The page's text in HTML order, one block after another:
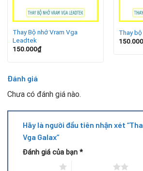
Lúc này, việcthay bộ nhớ Vram Vga
phục hồi hoạt động cho card đồ họa,
đắt tiền hoặc còn giá trị sử dụng tốt.
Quy trình thay thế VRAM VGA Galax
Thay Bộ nhớ Vram Vga
Leadtek
150.000₫
Thay
150.000
Đánh giá
Chưa có đánh giá nào.
Hãy là người đầu tiên nhận xét
Vga Galax”
Đánh giá của bạn *